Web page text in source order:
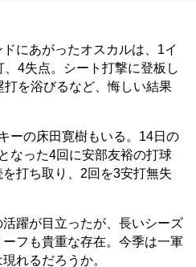
にあがったオスカルは、1イ
4失点。シート打撃に登板し
を浴びるなど、悔しい結果
ーの床田寛樹もいる。14日の
なった4回に安部友裕の打球
打ち取り、2回を3安打無失
躍が目立ったが、長いシーズ
フも貴重な存在。今季は一軍
れるだろうか。